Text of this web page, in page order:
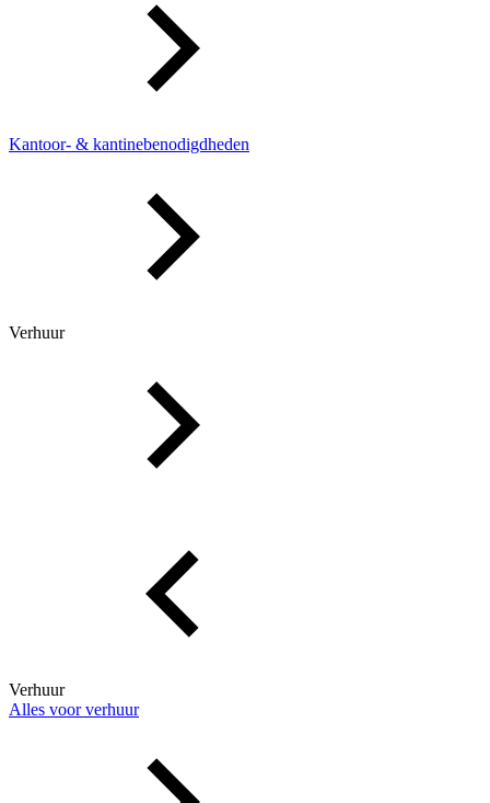
Kantoor- & kantinebenodigdheden
Verhuur
Verhuur
Alles voor verhuur